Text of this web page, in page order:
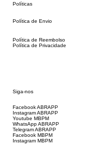
Políticas
Política de Envio
Política de Reembolso
Política de Privacidade
Siga-nos
Facebook ABRAPP
Instagram ABRAPP
Youtube MBPM
WhatsApp ABRAPP
Telegram ABRAPP
Facebook MBPM
Instagram MBPM